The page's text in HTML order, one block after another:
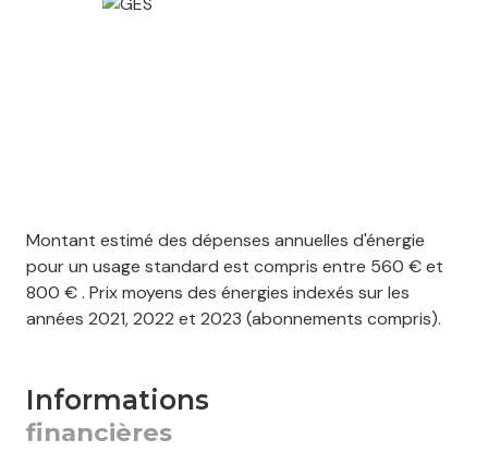
Montant estimé des dépenses annuelles d'énergie
pour un usage standard est compris entre 560 € et
800 € . Prix moyens des énergies indexés sur les
années 2021, 2022 et 2023 (abonnements compris).
informations
financières